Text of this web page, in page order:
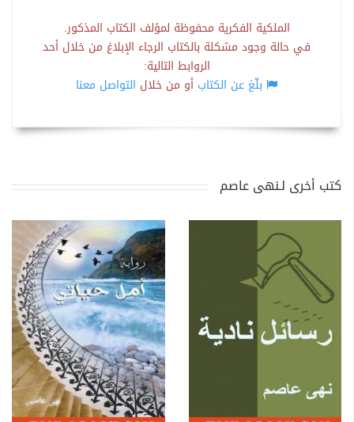
الملكية الفكرية محفوظة لمؤلف الكتاب المذكور.
في حالة وجود مشكلة بالكتاب الرجاء الإبلاغ من خلال أحد
الروابط التالية:
بلّغ عن الكتاب أو من خلال التواصل معنا
كتب أخرى لـنهى عاصم